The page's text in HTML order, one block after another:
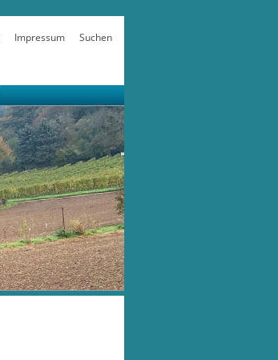
Impressum Suchen